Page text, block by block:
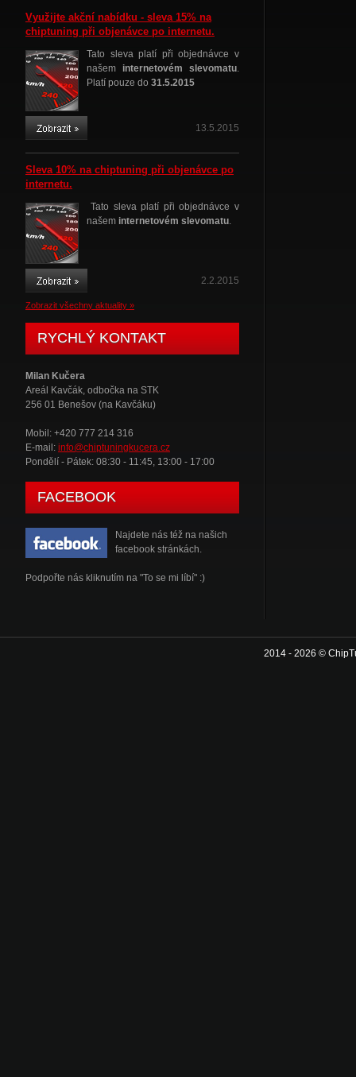
Využijte akční nabídku - sleva 15% na
chiptuning při objenávce po internetu.
Tato sleva platí při objednávce v
našem internetovém slevomatu.
Platí pouze do 31.5.2015
13.5.2015
Sleva 10% na chiptuning při objenávce po
internetu.
Tato sleva platí při objednávce v
našem internetovém slevomatu.
2.2.2015
Zobrazit všechny aktuality »
RYCHLÝ KONTAKT
Milan Kučera
Areál Kavčák, odbočka na STK
256 01 Benešov (na Kavčáku)
Mobil: +420 777 214 316
E-mail: info@chiptuningkucera.cz
Pondělí - Pátek: 08:30 - 11:45, 13:00 - 17:00
FACEBOOK
Najdete nás též na našich
facebook stránkách.
Podpořte nás kliknutím na "To se mi líbí" :)
2014 - 2026 ©